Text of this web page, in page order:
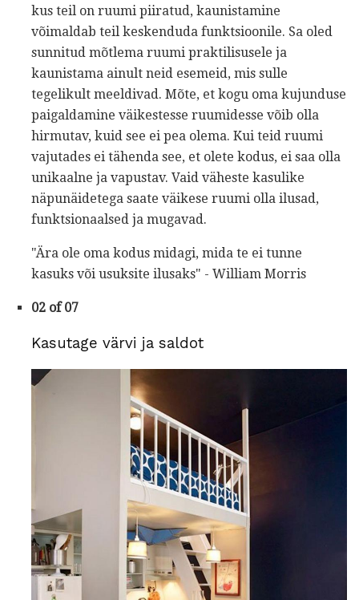
kus teil on ruumi piiratud, kaunistamine
võimaldab teil keskenduda funktsioonile. Sa oled
sunnitud mõtlema ruumi praktilisusele ja
kaunistama ainult neid esemeid, mis sulle
tegelikult meeldivad. Mõte, et kogu oma kujunduse
paigaldamine väikestesse ruumidesse võib olla
hirmutav, kuid see ei pea olema. Kui teid ruumi
vajutades ei tähenda see, et olete kodus, ei saa olla
unikaalne ja vapustav. Vaid väheste kasulike
näpunäidetega saate väikese ruumi olla ilusad,
funktsionaalsed ja mugavad.
"Ära ole oma kodus midagi, mida te ei tunne
kasuks või usuksite ilusaks" - William Morris
02 of 07
Kasutage värvi ja saldot